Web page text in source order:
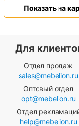
Показать на
Для
Отдел продаж
sales@mebelion.ru
Оптовый отдел
opt@mebelion.ru
Отдел
help@mebelion.ru